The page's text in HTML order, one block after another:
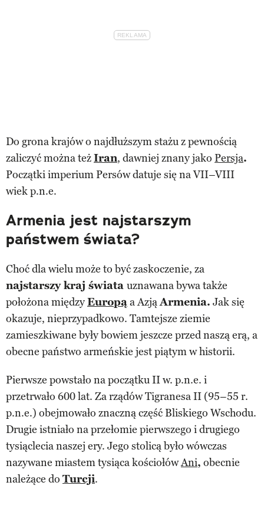
Do grona krajów o najdłuższym stażu z pewnością
zaliczyć można teżIran, dawniej znany jako Persja.
Początki imperium Persów datuje się na VII–VIII
wiek p.n.e.
Armenia jest najstarszym
państwem świata?
Choć dla wielu może to być zaskoczenie, za
najstarszy kraj świata uznawana bywa także
położona międzyEuropąa AzjąArmenia. Jak się
okazuje, nieprzypadkowo. Tamtejsze ziemie
zamieszkiwane były bowiem jeszcze przed naszą erą, a
obecne państwo armeńskie jest piątym w historii.
Pierwsze powstało na początku II w. p.n.e. i
przetrwało 600 lat. Za rządów Tigranesa II (95–55 r.
p.n.e.) obejmowało znaczną część Bliskiego Wschodu.
Drugie istniało na przełomie pierwszego i drugiego
tysiąclecia naszej ery. Jego stolicą było wówczas
nazywane miastem tysiąca kościołówAni, obecnie
należące do Turcji.